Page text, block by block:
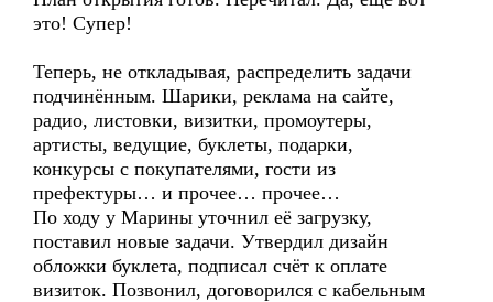
это! Супер!
Теперь, не откладывая, распределить задачи
подчинённым. Шарики, реклама на сайте,
радио, листовки, визитки, промоутеры,
артисты, ведущие, буклеты, подарки,
конкурсы с покупателями, гости из
префектуры… и прочее… прочее…
По ходу у Марины уточнил её загрузку,
поставил новые задачи. Утвердил дизайн
обложки буклета, подписал счёт к оплате
визиток. Позвонил, договорился с кабельным